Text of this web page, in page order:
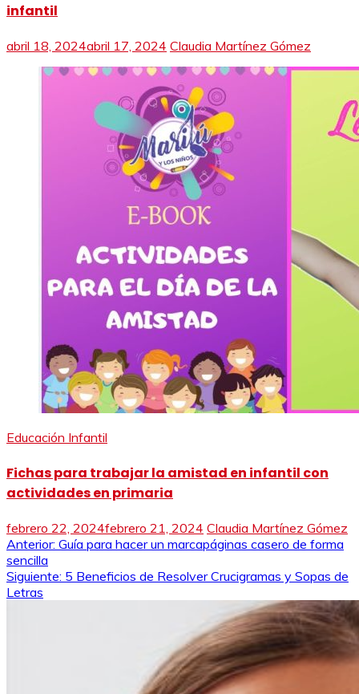
infantil
abril 18, 2024abril 17, 2024 Claudia Martínez Gómez
Educación Infantil
Fichas para trabajar la amistad en infantil con
actividades en primaria
febrero 22, 2024febrero 21, 2024 Claudia Martínez Gómez
Navegación
de
entradas
Anterior: Guía para hacer un marcapáginas casero de forma
sencilla
Siguiente: 5 Beneficios de Resolver Crucigramas y Sopas de
Letras